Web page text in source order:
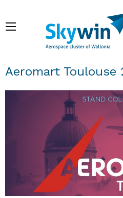
contenu
Fil d'Ariane
Aeromart Toulouse